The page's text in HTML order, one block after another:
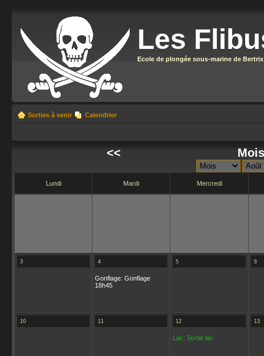
Les
Ecole de plongée sous-marine de Bertrix
Sorties à venir Calendrier
<<
Lundi Mardi Mercredi
3 4
Gonflage: Gonflage
18h45
5 6
10 11 12
Lac: Sortie lac
13